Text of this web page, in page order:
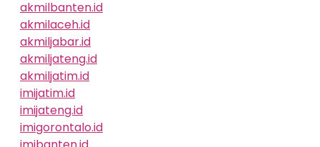
akmilbanten.id
akmilaceh.id
akmiljabar.id
akmiljateng.id
akmiljatim.id
imijatim.id
imijateng.id
imigorontalo.id